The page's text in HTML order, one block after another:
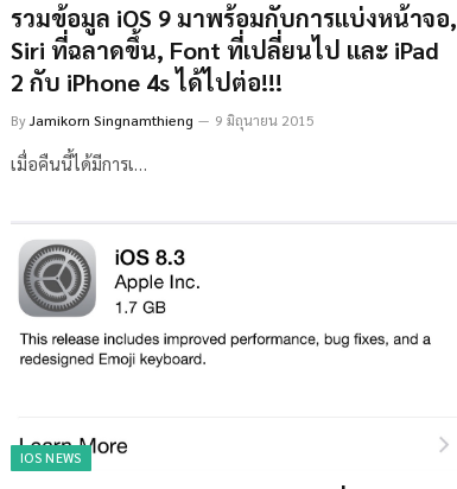
รวมข้อมูล iOS 9 มาพร้อมกับการแบ่งหน้าจอ,
Siri ที่ฉลาดขึ้น, Font ที่เปลี่ยนไป และ iPad
2 กับ iPhone 4s ได้ไปต่อ!!!
ByJamikorn Singnamthieng 9 มิถุนายน 2015
เมื่อคืนนี้ได้มีการเ…
IOS NEWS